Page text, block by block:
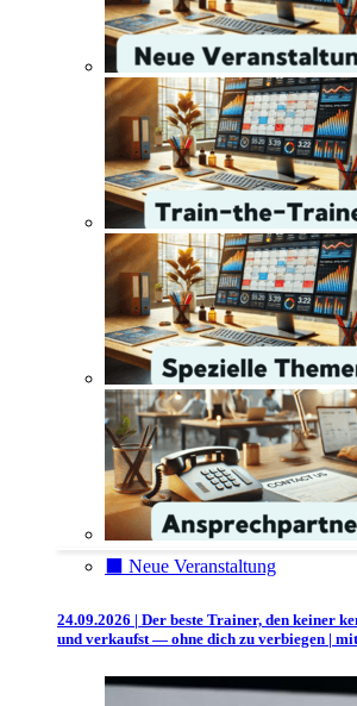
⬛️ Neue Veranstaltung
24.09.2026 | Der beste Trainer, den keiner
und verkaufst — ohne dich zu verbiegen |